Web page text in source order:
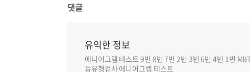
댓글
유익한 정보
애니어그램 테스트 9번 8번 7번 2번 3번 6번 4번 1번
동유형검사 에니어그램 테스트